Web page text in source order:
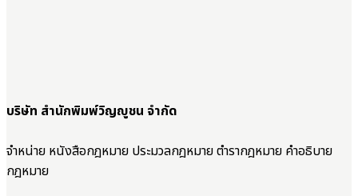
บริษัท สำนักพิมพ์วิญญูชน จำกัด
จำหน่าย หนังสือกฎหมาย ประมวลกฎหมาย ตำรากฎหมาย คำอธิบาย
กฎหมาย